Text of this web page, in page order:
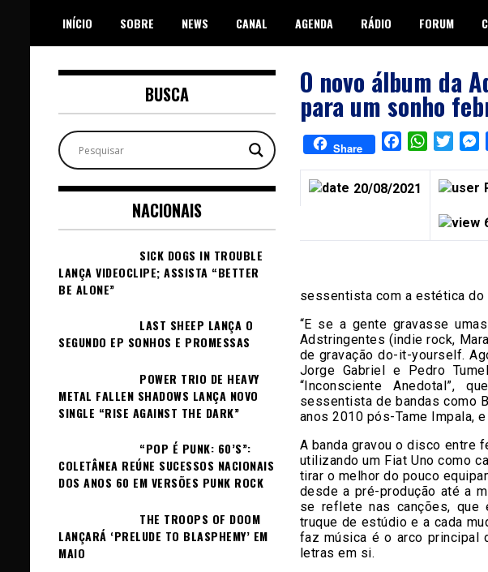
content
INÍCIO SOBRE NEWS CANAL AGENDA RÁDIO FORUM
O novo álbum da
para um sonho
Share FacebookWhatsApp
20/08/2021
sessentista com a estética do
“E se a gente gravasse
Adstringentes (indie rock,
de gravação do-it-yourself.
Jorge Gabriel e Pedro
“Inconsciente Anedotal”,
sessentista de bandas como
anos 2010 pós-Tame Impala,
A banda gravou o disco entre
utilizando um Fiat Uno como
tirar o melhor do pouco
desde a pré-produção até a
se reflete nas canções, que
truque de estúdio e a cada
faz música é o arco principal
letras em si.
BUSCA
NACIONAIS
SICK DOGS IN TROUBLE
LANÇA VIDEOCLIPE; ASSISTA “BETTER
BE ALONE”
LAST SHEEP LANÇA O
SEGUNDO EP SONHOS E PROMESSAS
POWER TRIO DE HEAVY
METAL FALLEN SHADOWS LANÇA NOVO
SINGLE “RISE AGAINST THE DARK”
“POP É PUNK: 60’S”:
COLETÂNEA REÚNE SUCESSOS NACIONAIS
DOS ANOS 60 EM VERSÕES PUNK ROCK
THE TROOPS OF DOOM
LANÇARÁ ‘PRELUDE TO BLASPHEMY’ EM
MAIO